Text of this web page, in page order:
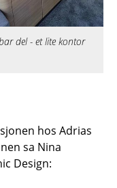
del - et lite kontor
hos Adrias
sa Nina
Design: